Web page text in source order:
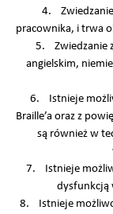
4. Zwiedzanie
pracownika, i trwa
5. Zwiedzanie
angielskim,
6. Istnieje
Braille’a oraz z
są również w
7. Istnieje
dysfunkcją
8. Istnieje